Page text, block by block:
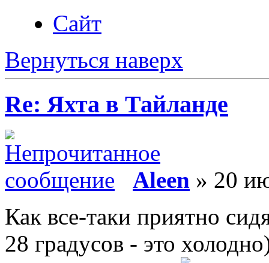
Сайт
Вернуться наверх
Re: Яхта в Тайланде
Aleen » 20
Как все-таки приятно
28 градусов - это